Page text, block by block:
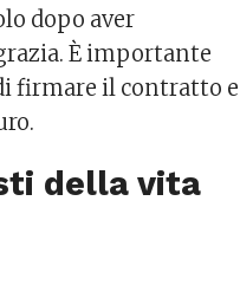
dopo aver
È importante
firmare il contratto e
della vita